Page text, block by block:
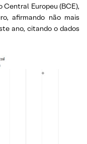
Central Europeu (BCE),
afirmando não mais
ano, citando o dados